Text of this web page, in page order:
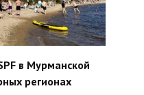
в Мурманской
регионах